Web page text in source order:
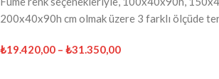
200x40x90h cm olmak üzere 3 farklı ölçüde
₺19.420,00 – ₺31.350,00